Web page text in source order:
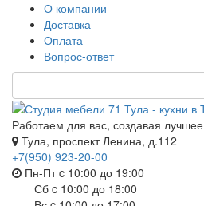
О компании
Доставка
Оплата
Вопрос-ответ
Работаем для вас, создавая лучшее
Тула, проспект Ленина, д.112
+7(950) 923-20-00
Пн-Пт c 10:00 до 19:00
Сб c 10:00 до 18:00